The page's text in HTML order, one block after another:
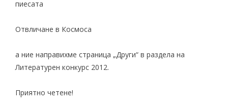
пиесата
Отвличане в Космоса
а ние направихме страница „Други“ в раздела на
Литературен конкурс 2012.
Приятно четене!